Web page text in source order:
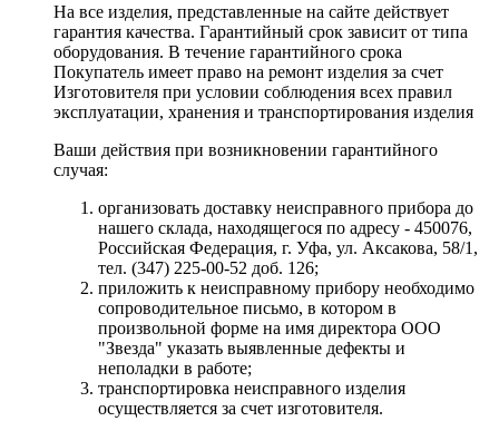
На все изделия, представленные на сайте действует
гарантия качества. Гарантийный срок зависит от типа
оборудования. В течение гарантийного срока
Покупатель имеет право на ремонт изделия за счет
Изготовителя при условии соблюдения всех правил
эксплуатации, хранения и транспортирования изделия
Ваши действия при возникновении гарантийного
случая:
организовать доставку неисправного прибора до
нашего склада, находящегося по адресу - 450076,
Российская Федерация, г. Уфа, ул. Аксакова, 58/1,
тел. (347) 225-00-52 доб. 126;
приложить к неисправному прибору необходимо
сопроводительное письмо, в котором в
произвольной форме на имя директора ООО
"Звезда" указать выявленные дефекты и
неполадки в работе;
транспортировка неисправного изделия
осуществляется за счет изготовителя.